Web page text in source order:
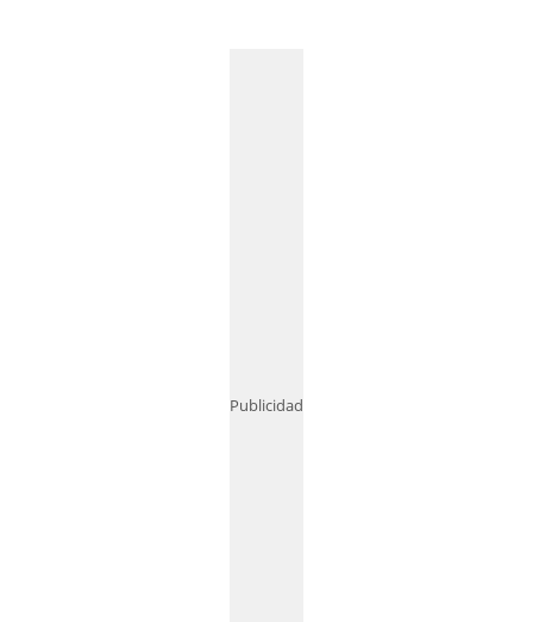
Publicidad